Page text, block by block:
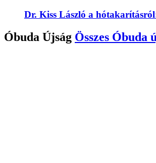
Dr. Kiss László a
Óbuda Újság Összes Óbuda